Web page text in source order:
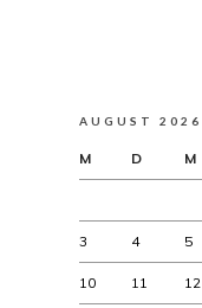
AUGUST 2026
M D M
3 4 5
10 11 12